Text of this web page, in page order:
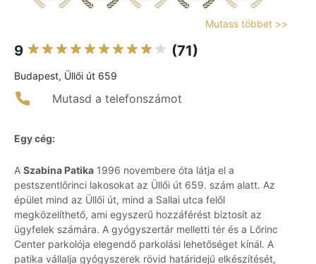
Mutass többet >>
9 (71)
Budapest, Üllői út 659
Mutasd a telefonszámot
Egy cég:
A Szabina Patika 1996 novembere óta látja el a
pestszentlőrinci lakosokat az Üllői út 659. szám alatt. Az
épület mind az Üllői út, mind a Sallai utca felől
megközelíthető, ami egyszerű hozzáférést biztosít az
ügyfelek számára. A gyógyszertár melletti tér és a Lőrinc
Center parkolója elegendő parkolási lehetőséget kínál. A
patika vállalja gyógyszerek rövid határidejű elkészítését,